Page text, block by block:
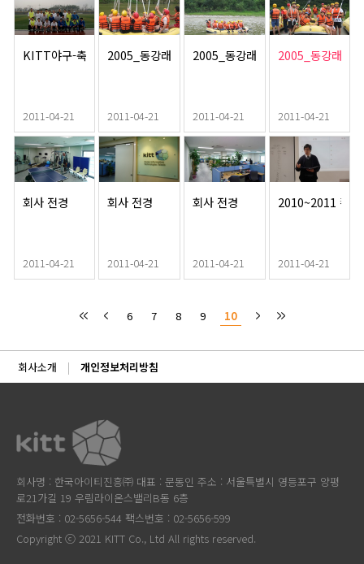
KITT야구-축구
2011-04-21
2005_동강래프팅
2011-04-21
2005_동강래프팅
2011-04-21
2005_동강래프팅
2011-04-21
회사 전경
2011-04-21
회사 전경
2011-04-21
회사 전경
2011-04-21
2010~2011 컨설
2011-04-21
6 7 8 9 10
회사소개 개인정보처리방침
회사명 : 한국아이티진흥㈜ 대표 : 문동인 주소 : 서울특별시 영등포구 양평
로21가길 19 우림라이온스밸리B동 6층
전화번호 : 02-5656-544 팩스번호 : 02-5656-599
Copyright ⓒ 2021 KITT Co., Ltd All rights reserved.